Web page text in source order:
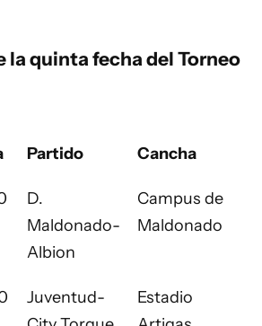
la quinta fecha del Torneo
Partido Cancha
D.
Maldonado-
Albion
Campus de
Maldonado
Juventud-
Estadio